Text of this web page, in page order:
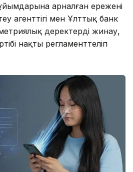
арналған ережені
агенттігі мен Ұлттық банк
деректерді жинау,
нақты регламенттеліп